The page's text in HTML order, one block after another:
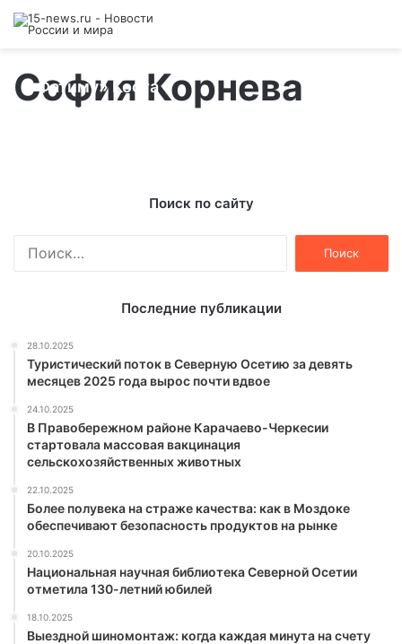
София Корнева
«Фатиму» Коста
22.10.2013
Поиск по сайту
Последние публикации
28.10.2025
Туристический поток в Северную Осетию за девять
месяцев 2025 года вырос почти вдвое
24.10.2025
В Правобережном районе Карачаево-Черкесии
стартовала массовая вакцинация
сельскохозяйственных животных
22.10.2025
Более полувека на страже качества: как в Моздоке
обеспечивают безопасность продуктов на рынке
20.10.2025
Национальная научная библиотека Северной Осетии
отметила 130-летний юбилей
18.10.2025
Выездной шиномонтаж: когда каждая минута на счету